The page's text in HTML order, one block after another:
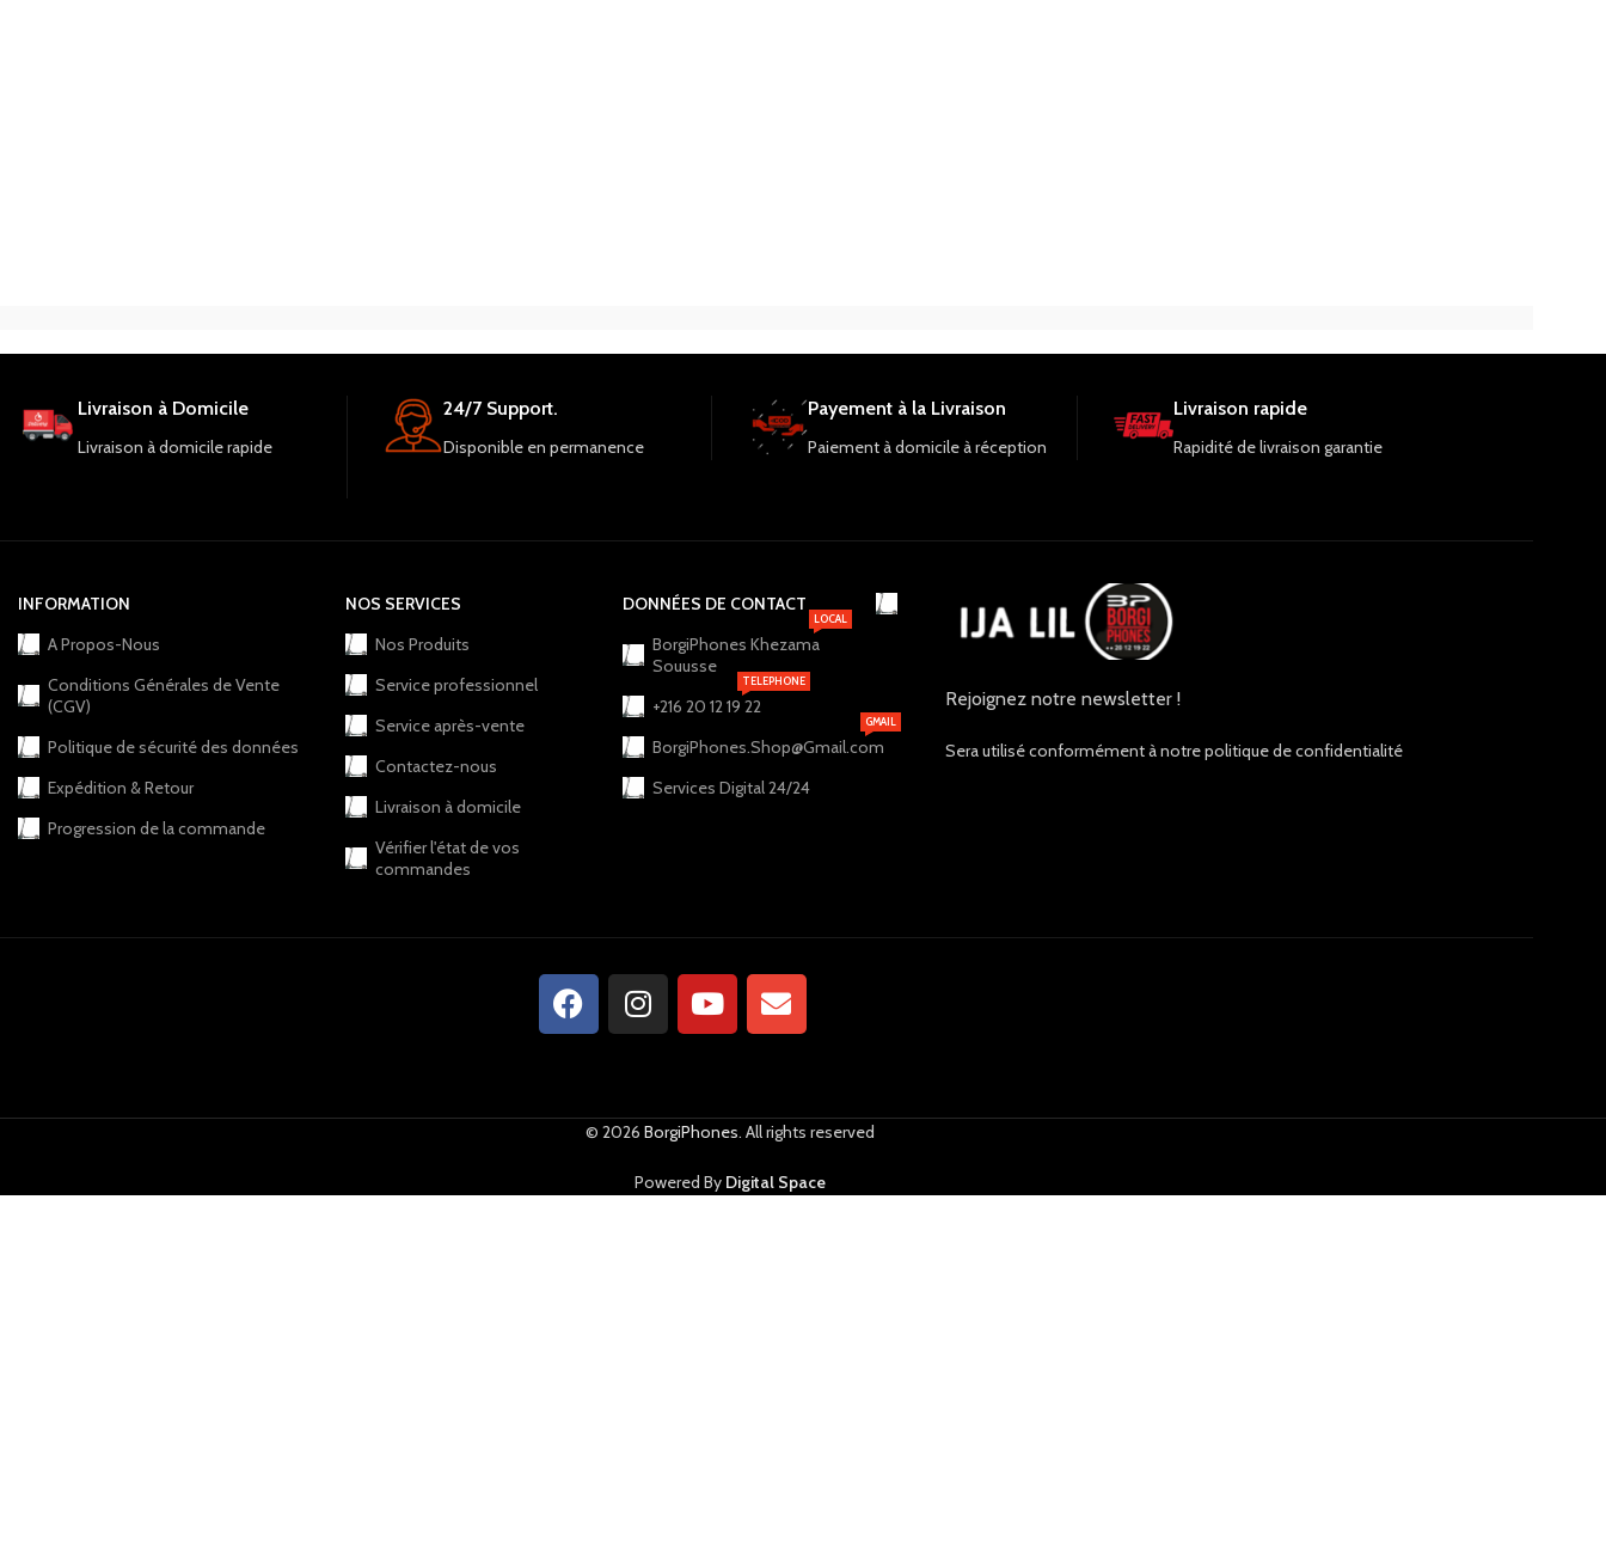
Livraison à Domicile
Livraison à domicile rapide
24/7 Support.
Disponible en permanence
Payement à la Livraison
Paiement à domicile à réception
Livraison rapide
Rapidité de livraison garantie
INFORMATION
A Propos-Nous
Conditions Générales de Vente
(CGV)
Politique de sécurité des données
Expédition & Retour
Progression de la commande
NOS SERVICES
Nos Produits
Service professionnel
Service après-vente
Contactez-nous
Livraison à domicile
Vérifier l'état de vos
commandes
DONNÉES DE CONTACT
BorgiPhones Khezama
Souusse
LOCAL
+216 20 12 19 22
TELEPHONE
BorgiPhones.Shop@Gmail.com
GMAIL
Services Digital 24/24
Rejoignez notre newsletter !
Sera utilisé conformément à notre politique de confidentialité
© 2026 BorgiPhones. All rights reserved
Powered By Digital Space